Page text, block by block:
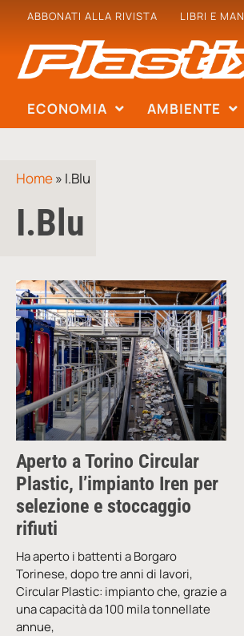
ABBONATI ALLA RIVISTA LIBRI E
ECONOMIA AMBIENTE
Home» I.Blu
I.Blu
Aperto a Torino Circular
Plastic, l’impianto Iren per
selezione e stoccaggio
rifiuti
Ha aperto i battenti a Borgaro
Torinese, dopo tre anni di lavori,
Circular Plastic: impianto che, grazie a
una capacità da 100 mila tonnellate
annue,